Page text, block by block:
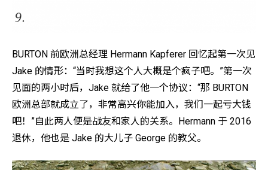
BURTON 前欧洲总经理 Hermann Kapferer 回忆起第一次见
Jake 的情形：“当时我想这个人大概是个疯子吧。”第一次
见面的两小时后，Jake 就给了他一个协议：“那 BURTON
欧洲总部就成立了，非常高兴你能加入，我们一起亏大钱
吧！”自此两人便是战友和家人的关系。Hermann 于 2016
退休，他也是 Jake 的大儿子 George 的教父。